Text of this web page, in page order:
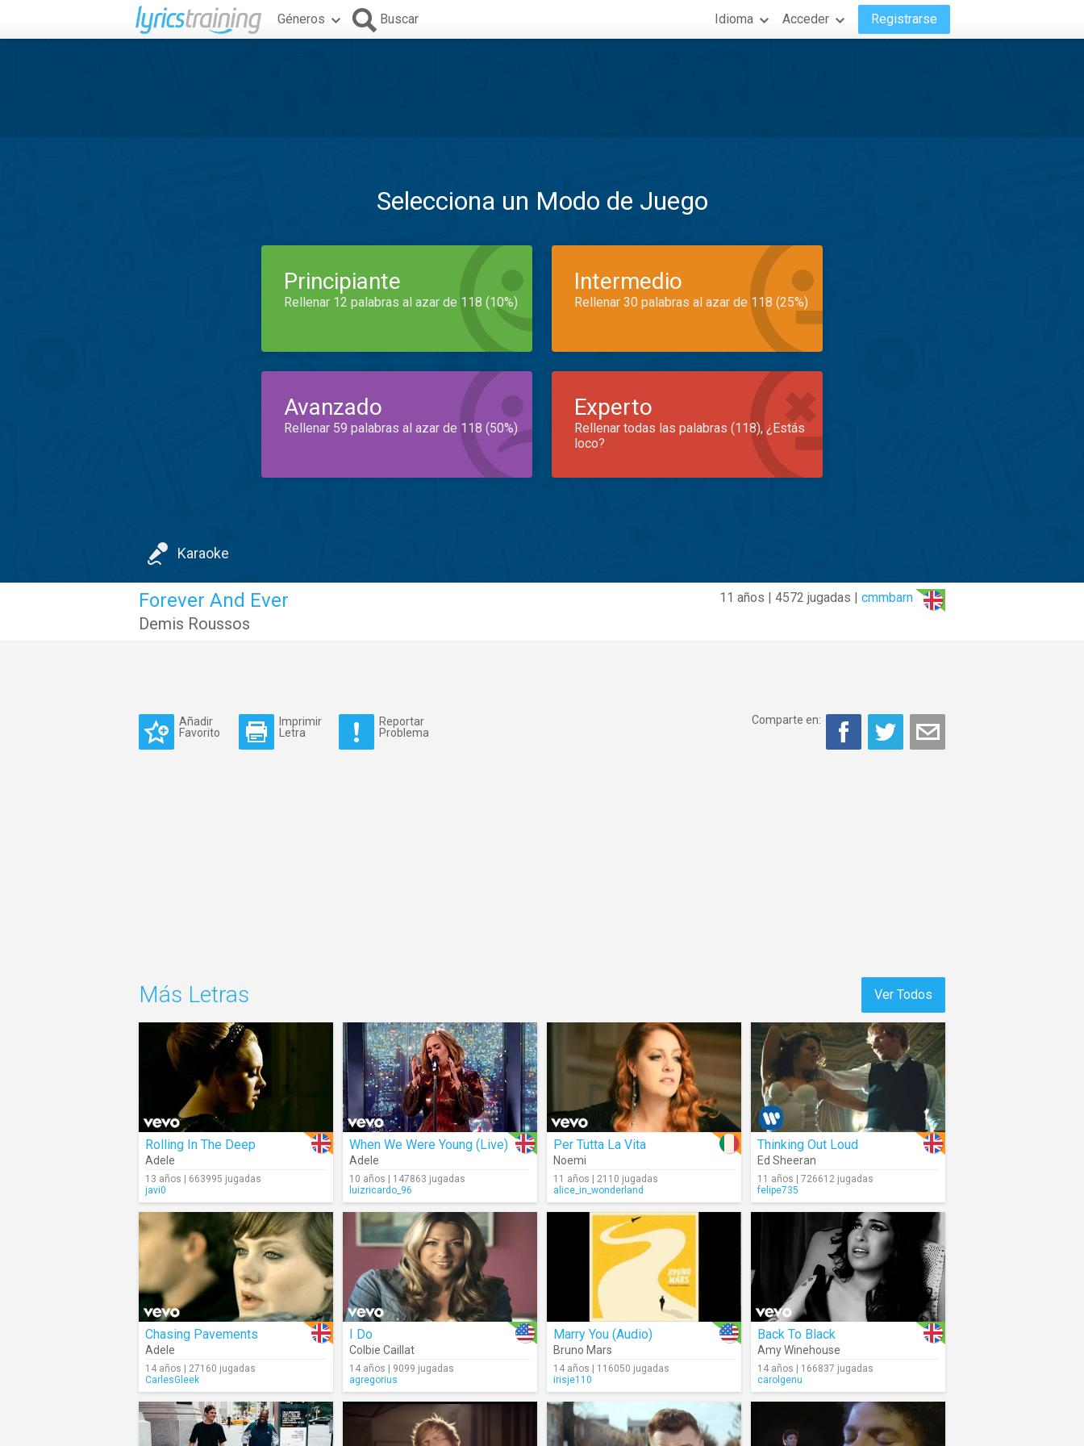
Géneros Buscar Idioma Acceder Registrarse
Selecciona un Modo de Juego
Principiante
Rellenar 12 palabras al azar de 118 (10%)
Intermedio
Rellenar 30 palabras al azar de 118 (25%)
Avanzado
Rellenar 59 palabras al azar de 118 (50%)
Experto
Rellenar todas las palabras (118), ¿Estás
loco?
Karaoke
11 años | 4572 jugadas | cmmbarn
Forever And Ever
Demis Roussos
Añadir
Favorito
Imprimir
Letra
Reportar
Problema
Comparte en:
Ver Todos
Más Letras
Rolling In The Deep
Adele
13 años | 663995 jugadas
javi0
When We Were Young (Live)
Adele
10 años | 147863 jugadas
luizricardo_96
Per Tutta La Vita
Noemi
11 años | 2110 jugadas
alice_in_wonderland
Thinking Out Loud
Ed Sheeran
11 años | 726612 jugadas
felipe735
Chasing Pavements
Adele
14 años | 27160 jugadas
CarlesGleek
I Do
Colbie Caillat
14 años | 9099 jugadas
agregorius
Marry You (Audio)
Bruno Mars
14 años | 116050 jugadas
irisje110
Back To Black
Amy Winehouse
14 años | 166837 jugadas
carolgenu